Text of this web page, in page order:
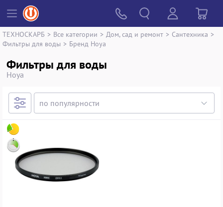
ТЕХНОСКАРБ > Все категории > Дом, сад и ремонт > Сантехника >
Фильтры для воды > Бренд Hoya
Фильтры для воды
Hoya